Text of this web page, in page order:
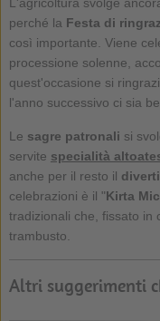
perché la Festa di
così importante. Viene
processione solenne,
quest'occasione si
l'anno successivo ci sia
Le sagre patronali si
servite specialità
anche per il resto il
celebrazioni è il "Kirta
tradizionali che, fissato in
trambusto.
Altri suggerimenti